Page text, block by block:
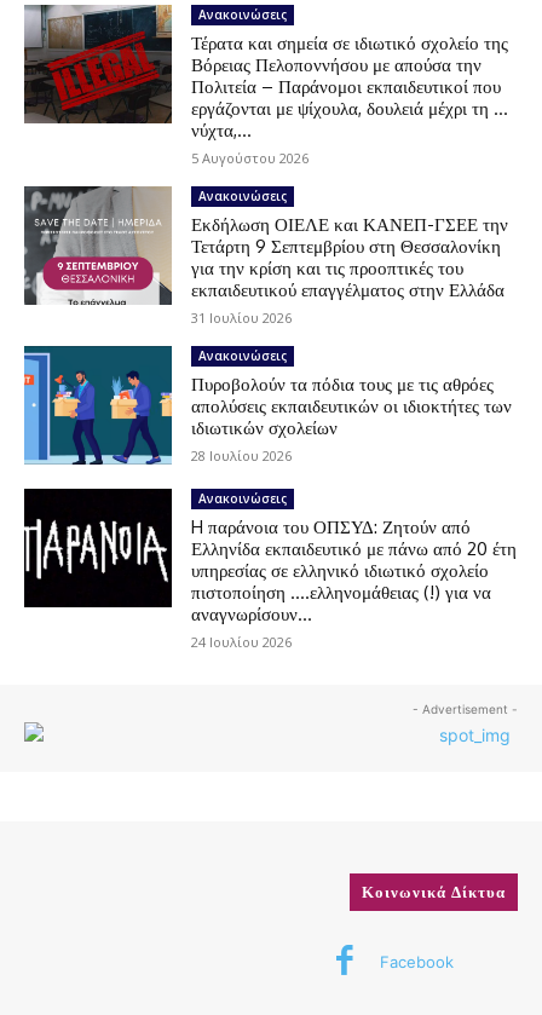
Ανακοινώσεις
Τέρατα και σημεία σε ιδιωτικό σχολείο της
Βόρειας Πελοποννήσου με απούσα την
Πολιτεία – Παράνομοι εκπαιδευτικοί που
εργάζονται με ψίχουλα, δουλειά μέχρι τη …
νύχτα,...
5 Αυγούστου 2026
Ανακοινώσεις
Εκδήλωση ΟΙΕΛΕ και ΚΑΝΕΠ-ΓΣΕΕ την
Τετάρτη 9 Σεπτεμβρίου στη Θεσσαλονίκη
για την κρίση και τις προοπτικές του
εκπαιδευτικού επαγγέλματος στην Ελλάδα
31 Ιουλίου 2026
Ανακοινώσεις
Πυροβολούν τα πόδια τους με τις αθρόες
απολύσεις εκπαιδευτικών οι ιδιοκτήτες των
ιδιωτικών σχολείων
28 Ιουλίου 2026
Ανακοινώσεις
H παράνοια του ΟΠΣΥΔ: Ζητούν από
Ελληνίδα εκπαιδευτικό με πάνω από 20 έτη
υπηρεσίας σε ελληνικό ιδιωτικό σχολείο
πιστοποίηση ….ελληνομάθειας (!) για να
αναγνωρίσουν...
24 Ιουλίου 2026
- Advertisement -
Κοινωνικά Δίκτυα
Facebook